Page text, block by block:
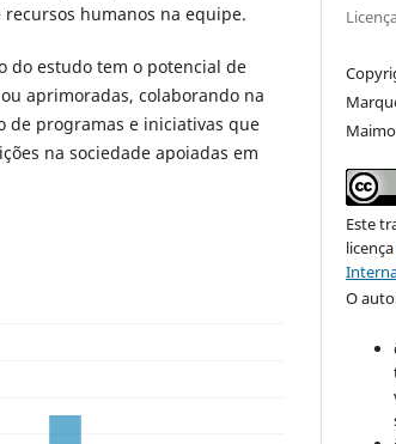
humanos na equipe.
do estudo tem o potencial de
aprimoradas, colaborando na
de programas e iniciativas que
na sociedade apoiadas em
Este
O